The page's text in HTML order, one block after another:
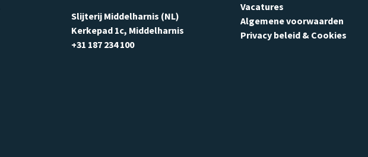
Slijterij Middelharnis (NL)
Kerkepad 1c, Middelharnis
+31 187 234 100
Vacatures
Algemene voorwaarden
Privacy beleid & Cookies